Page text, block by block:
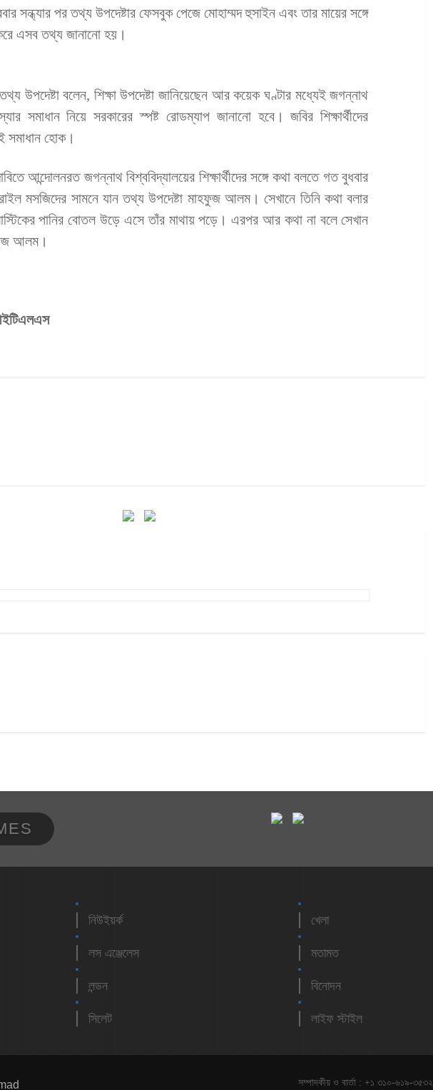
সন্ধ্যার পর তথ্য উপদেষ্টার ফেসবুক পেজে মোহাম্মদ হুসাইন এবং তার মায়ের সঙ্গে
এসব তথ্য জানানো হয়।
উপদেষ্টা বলেন, শিক্ষা উপদেষ্টা জানিয়েছেন আর কয়েক ঘণ্টার মধ্যেই জগন্নাথ
সমাধান নিয়ে সরকারের স্পষ্ট রোডম্যাপ জানানো হবে। জবির শিক্ষার্থীদের
হোক।
আন্দোলনরত জগন্নাথ বিশ্ববিদ্যালয়ের শিক্ষার্থীদের সঙ্গে কথা বলতে গত বুধবার
মসজিদের সামনে যান তথ্য উপদেষ্টা মাহফুজ আলম। সেখানে তিনি কথা বলার
পানির বোতল উড়ে এসে তাঁর মাথায় পড়ে। এরপর আর কথা না বলে সেখান
আলম।
নিউইয়র্ক
লস এঞ্জেলেস
লন্ডন
সিলেট
খেলা
মতামত
বিনোদন
লাইফ স্টাইল
সম্পাদকীয় ও বার্তা : +১ ৩১০-৬১৯-৩৫৩২,